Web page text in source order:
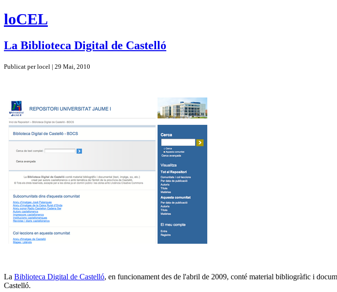
loCEL
La Biblioteca Digital de Castelló
Publicat per locel | 29 Mai, 2010
La Biblioteca Digital de Castelló, en funcionament des de l'abril de 2009, conté material bibliogràfic i
Castelló.